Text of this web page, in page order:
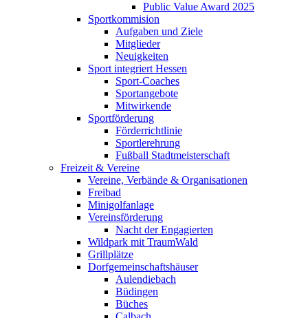
Public Value Award 2025
Sportkommision
Aufgaben und Ziele
Mitglieder
Neuigkeiten
Sport integriert Hessen
Sport-Coaches
Sportangebote
Mitwirkende
Sportförderung
Förderrichtlinie
Sportlerehrung
Fußball Stadtmeisterschaft
Freizeit & Vereine
Vereine, Verbände & Organisationen
Freibad
Minigolfanlage
Vereinsförderung
Nacht der Engagierten
Wildpark mit TraumWald
Grillplätze
Dorfgemeinschaftshäuser
Aulendiebach
Büdingen
Büches